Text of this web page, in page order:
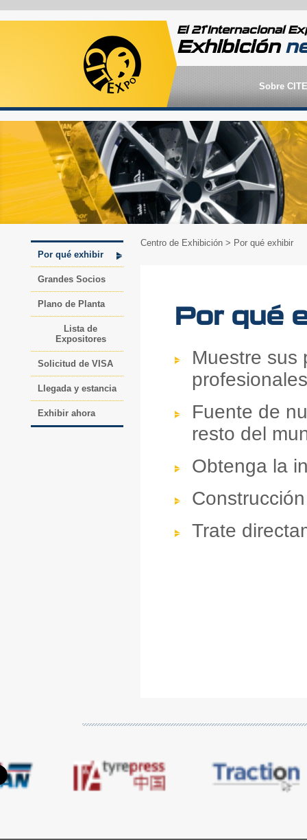
El 21ªInternacional
Exhibición
Sobre
Por qué exhibir
Grandes Socios
Plano de Planta
Lista de
Expositores
Solicitud de VISA
Llegada y estancia
Exhibir ahora
Centro de Exhibición > Por qué exhibir
Por qué
Muestre sus
profesionales
Fuente de
resto del
Obtenga la
Trate